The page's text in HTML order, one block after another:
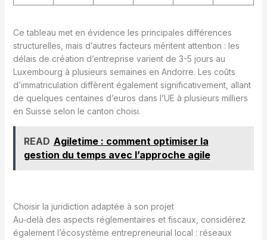
Ce tableau met en évidence les principales différences
structurelles, mais d’autres facteurs méritent attention : les
délais de création d’entreprise varient de 3-5 jours au
Luxembourg à plusieurs semaines en Andorre. Les coûts
d’immatriculation diffèrent également significativement, allant
de quelques centaines d’euros dans l’UE à plusieurs milliers
en Suisse selon le canton choisi.
READ Agiletime : comment optimiser la
gestion du temps avec l’approche agile
Choisir la juridiction adaptée à son projet
Au-delà des aspects réglementaires et fiscaux, considérez
également l’écosystème entrepreneurial local : réseaux